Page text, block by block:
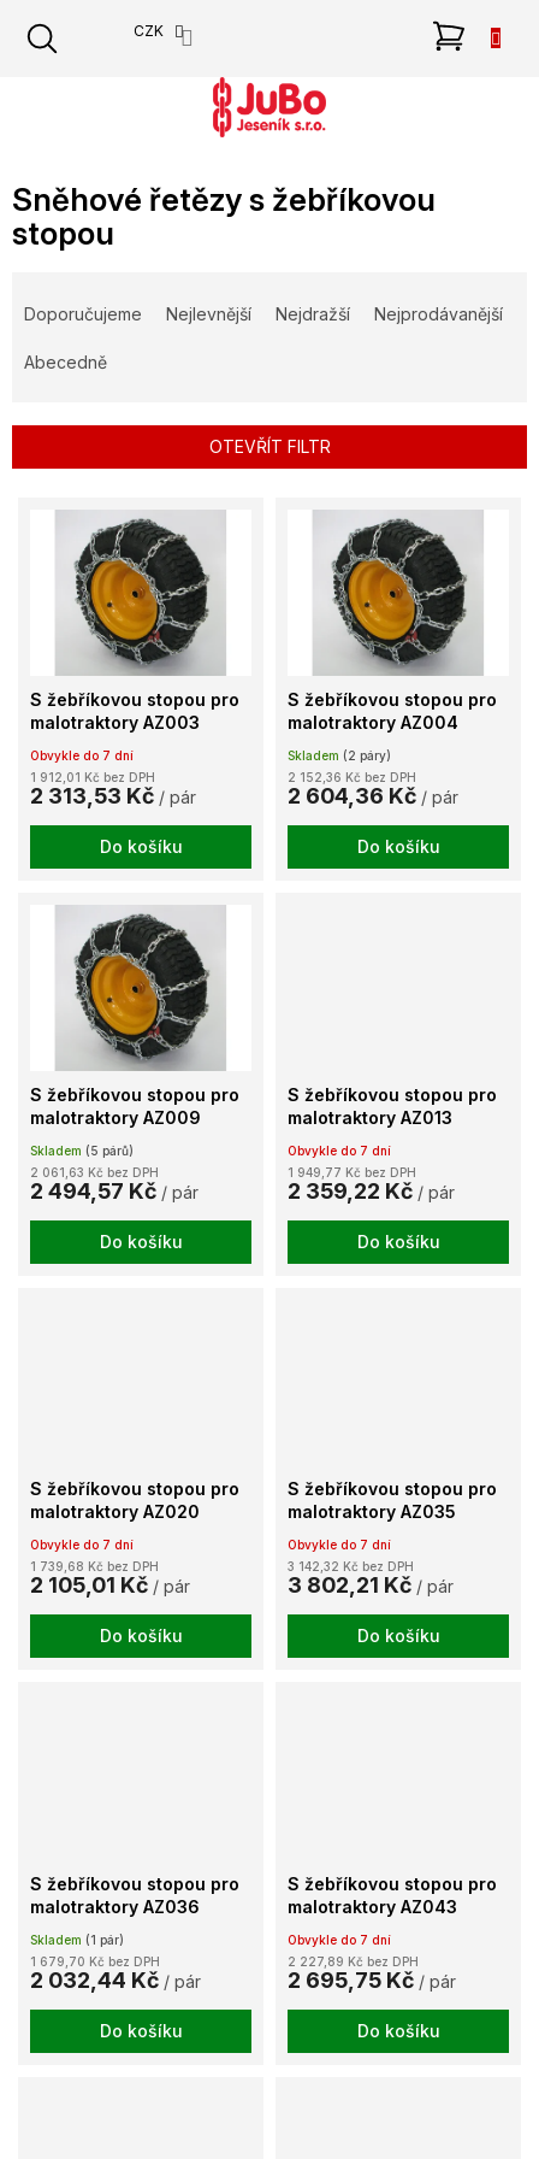
obsah
CZK
Sněhové řetězy s žebříkovou
stopou
e
r
Doporučujeme Nejlevnější Nejdražší Nejprodávanější
Abecedně
OTEVŘÍT FILTR
S žebříkovou stopou pro
malotraktory AZ003
Obvykle do 7 dní
1 912,01 Kč bez DPH
2 313,53 Kč / pár
Do košíku
S žebříkovou stopou pro
malotraktory AZ004
Skladem (2 páry)
2 152,36 Kč bez DPH
2 604,36 Kč / pár
Do košíku
S žebříkovou stopou pro
malotraktory AZ009
Skladem (5 párů)
2 061,63 Kč bez DPH
2 494,57 Kč / pár
Do košíku
S žebříkovou stopou pro
malotraktory AZ013
Obvykle do 7 dní
1 949,77 Kč bez DPH
2 359,22 Kč / pár
Do košíku
S žebříkovou stopou pro
malotraktory AZ020
Obvykle do 7 dní
1 739,68 Kč bez DPH
2 105,01 Kč / pár
Do košíku
S žebříkovou stopou pro
malotraktory AZ035
Obvykle do 7 dní
3 142,32 Kč bez DPH
3 802,21 Kč / pár
Do košíku
S žebříkovou stopou pro
malotraktory AZ036
Skladem (1 pár)
1 679,70 Kč bez DPH
2 032,44 Kč / pár
Do košíku
S žebříkovou stopou pro
malotraktory AZ043
Obvykle do 7 dní
2 227,89 Kč bez DPH
2 695,75 Kč / pár
Do košíku